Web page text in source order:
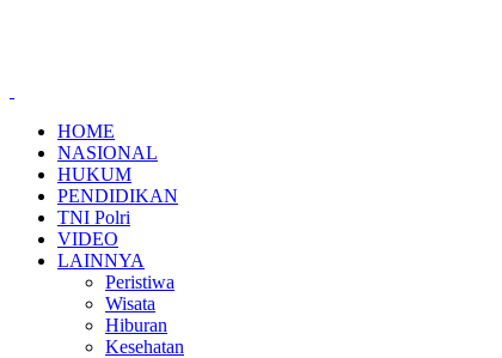
HOME
NASIONAL
HUKUM
PENDIDIKAN
TNI Polri
VIDEO
LAINNYA
Peristiwa
Wisata
Hiburan
Kesehatan